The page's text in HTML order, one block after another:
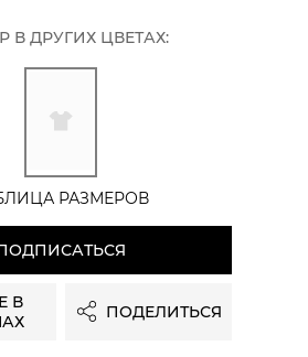
В ДРУГИХ ЦВЕТАХ:
РАЗМЕРОВ
В
ПОДЕЛИТЬСЯ